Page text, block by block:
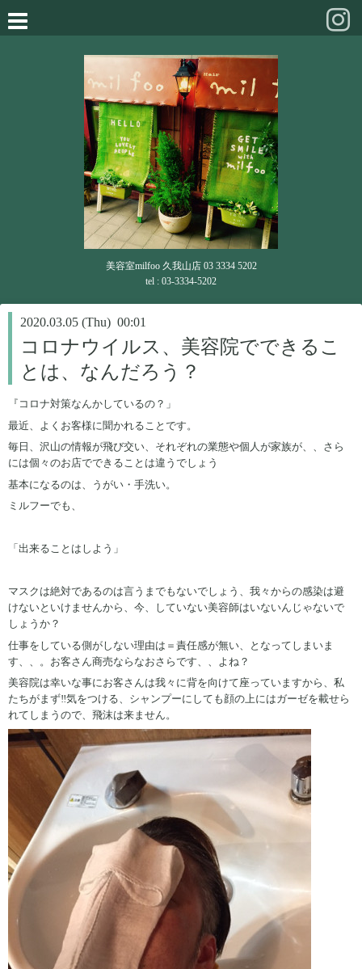
美容室milfoo 久我山店 03 3334 5202
tel : 03-3334-5202
2020.03.05 (Thu) 00:01
コロナウイルス、美容院でできるこ
とは、なんだろう？
『コロナ対策なんかしているの？」
最近、よくお客様に聞かれることです。
毎日、沢山の情報が飛び交い、それぞれの業態や個人が家族が、、さら
には個々のお店でできることは違うでしょう
基本になるのは、うがい・手洗い。
ミルフーでも、
「出来ることはしよう」
マスクは絶対であるのは言うまでもないでしょう、我々からの感染は避
けないといけませんから、今、していない美容師はいないんじゃないで
しょうか？
仕事をしている側がしない理由は＝責任感が無い、となってしまいま
す、、。お客さん商売ならなおさらです、、よね？
美容院は幸いな事にお客さんは我々に背を向けて座っていますから、私
たちがまず‼気をつける、シャンプーにしても顔の上にはガーゼを載せら
れてしまうので、飛沫は来ません。